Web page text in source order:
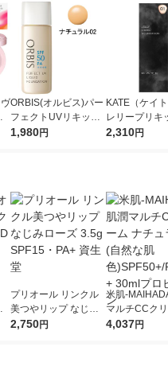
ORBIS(オルビス)パー
フェクトUVリキッド
ファンデーション(パ
1,980円
KATE（ケイ
レリープリキ
ンデーション
2,310円
プリオール リンクル
美つやリップ なじみ
ローズ 3.5g SPF15・
2,750円
米肌-
マルチCCク
チュラル(自
4,037円